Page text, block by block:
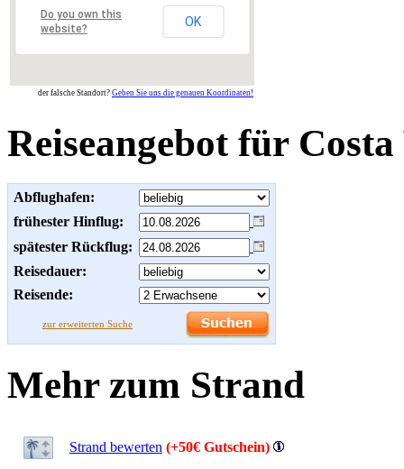
Do you own this
website?
OK
der falsche Standort? Geben Sie uns die genauen Koordinaten!
Reiseangebot für Costa
Abflughafen:
frühester Hinflug:
spätester Rückflug:
Reisedauer:
Reisende:
zur erweiterten Suche
Mehr zum Strand
Strand bewerten (+50€ Gutschein)